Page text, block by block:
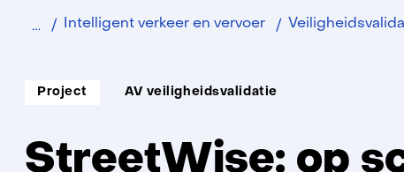
Home Intelligent verkeer en vervoer
Soort
project:
Project
Thema:
AV veiligheidsvalidatie
StreetWise: op